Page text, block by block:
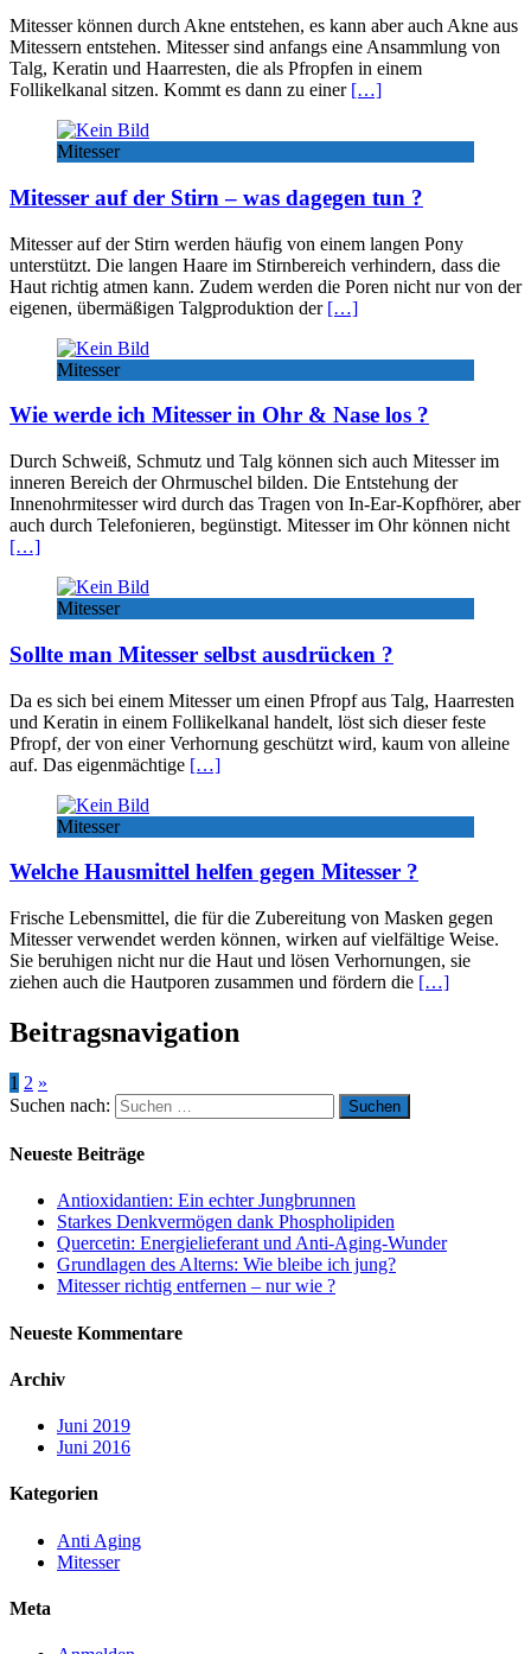
Mitesser können durch Akne entstehen, es kann aber auch Akne aus
Mitessern entstehen. Mitesser sind anfangs eine Ansammlung von
Talg, Keratin und Haarresten, die als Pfropfen in einem
Follikelkanal sitzen. Kommt es dann zu einer […]
Mitesser
Mitesser auf der Stirn – was dagegen tun ?
Mitesser auf der Stirn werden häufig von einem langen Pony
unterstützt. Die langen Haare im Stirnbereich verhindern, dass die
Haut richtig atmen kann. Zudem werden die Poren nicht nur von der
eigenen, übermäßigen Talgproduktion der […]
Mitesser
Wie werde ich Mitesser in Ohr & Nase los ?
Durch Schweiß, Schmutz und Talg können sich auch Mitesser im
inneren Bereich der Ohrmuschel bilden. Die Entstehung der
Innenohrmitesser wird durch das Tragen von In-Ear-Kopfhörer, aber
auch durch Telefonieren, begünstigt. Mitesser im Ohr können nicht
[…]
Mitesser
Sollte man Mitesser selbst ausdrücken ?
Da es sich bei einem Mitesser um einen Pfropf aus Talg, Haarresten
und Keratin in einem Follikelkanal handelt, löst sich dieser feste
Pfropf, der von einer Verhornung geschützt wird, kaum von alleine
auf. Das eigenmächtige […]
Mitesser
Welche Hausmittel helfen gegen Mitesser ?
Frische Lebensmittel, die für die Zubereitung von Masken gegen
Mitesser verwendet werden können, wirken auf vielfältige Weise.
Sie beruhigen nicht nur die Haut und lösen Verhornungen, sie
ziehen auch die Hautporen zusammen und fördern die […]
Beitragsnavigation
1 2 »
Suchen nach:
Neueste Beiträge
Antioxidantien: Ein echter Jungbrunnen
Starkes Denkvermögen dank Phospholipiden
Quercetin: Energielieferant und Anti-Aging-Wunder
Grundlagen des Alterns: Wie bleibe ich jung?
Mitesser richtig entfernen – nur wie ?
Neueste Kommentare
Archiv
Juni 2019
Juni 2016
Kategorien
Anti Aging
Mitesser
Meta